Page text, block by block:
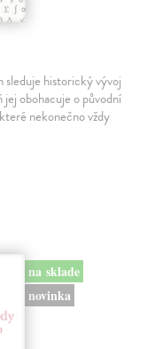
sleduje historický vývoj
obohacuje o původní
nekonečno vždy
na sklade
novinka